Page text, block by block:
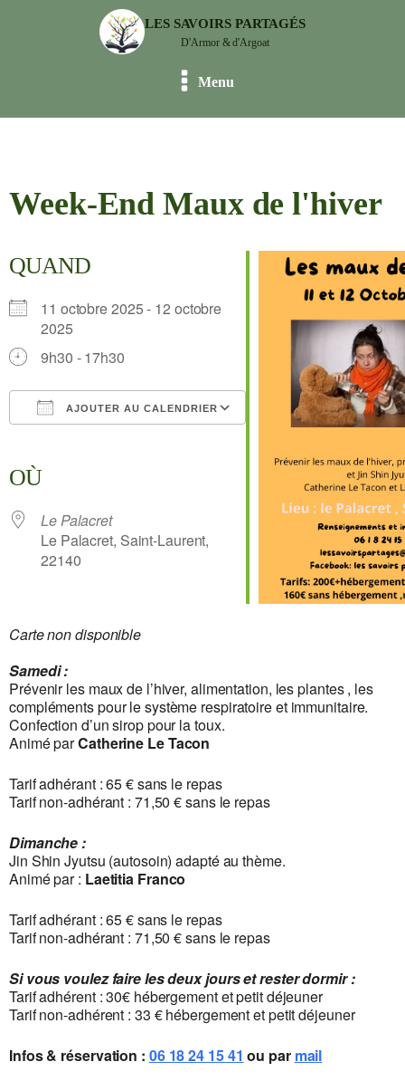
LES SAVOIRS PARTAGÉS
D'Armor & d'Argoat
Menu
Week-End Maux de l'hiver
QUAND
11 octobre 2025 - 12 octobre
2025
9h30 - 17h30
AJOUTER AU CALENDRIER
OÙ
Le Palacret
Le Palacret, Saint-Laurent,
22140
Carte non disponible
Samedi :
Prévenir les maux de l’hiver, alimentation, les plantes , les
compléments pour le système respiratoire et immunitaire.
Confection d’un sirop pour la toux.
Animé parCatherine Le Tacon
Tarif adhérant : 65 € sans le repas
Tarif non-adhérant : 71,50 € sans le repas
Dimanche :
Jin Shin Jyutsu (autosoin) adapté au thème.
Animé par : Laetitia Franco
Tarif adhérant : 65 € sans le repas
Tarif non-adhérant : 71,50 € sans le repas
Si vous voulez faire les deux jours et rester dormir :
Tarif adhérent : 30€ hébergement et petit déjeuner
Tarif non-adhérent : 33 € hébergement et petit déjeuner
Infos & réservation : 06 18 24 15 41 ou par mail